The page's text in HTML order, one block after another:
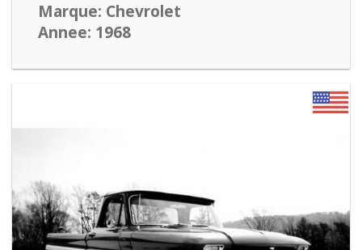
Marque: Chevrolet
Annee: 1968